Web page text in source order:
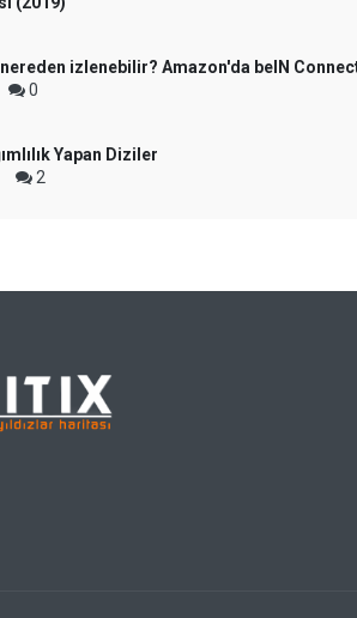
izlenebilir? Amazon'da beIN
0
Yapan Diziler
2